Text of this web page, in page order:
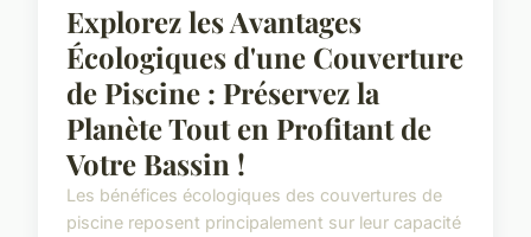
Explorez les Avantages
Écologiques d'une Couverture
de Piscine : Préservez la
Planète Tout en Profitant de
Votre Bassin !
Les bénéfices écologiques des couvertures de
piscine reposent principalement sur leur capacité